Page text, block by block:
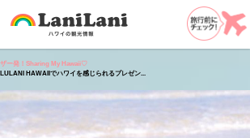
ー発！Sharing My Hawaii♡
HAWAIIでハワイを感じられるプレゼン...